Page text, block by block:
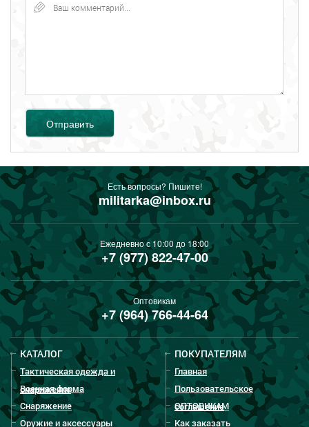
Отправить
Есть вопросы? Пишите!
militarka@inbox.ru
Ежедневно с 10:00 до 18:00
+7 (977) 822-47-00
Оптовикам
+7 (964) 766-44-64
КАТАЛОГ
Тактическая одежда и
снаряжение
Военная форма
Снаряжение
Оружие и аксессуары
ПОКУПАТЕЛЯМ
Главная
Пользовательское
соглашение
ОПТОВИКАМ
Как заказать